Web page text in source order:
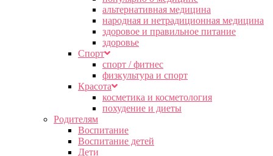
альтернативная медицина
народная и нетрадиционная медицина
здоровое и правильное питание
здоровье
Спорт
спорт / фитнес
физкультура и спорт
Красота
косметика и косметология
похудение и диеты
Родителям
Воспитание
Воспитание детей
Дети